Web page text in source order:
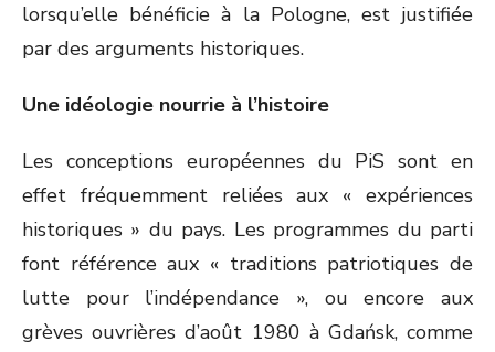
lorsqu’elle bénéficie à la Pologne, est justifiée
par des arguments historiques.
Une idéologie nourrie à l’histoire
Les conceptions européennes du PiS sont en
effet fréquemment reliées aux « expériences
historiques » du pays. Les programmes du parti
font référence aux « traditions patriotiques de
lutte pour l’indépendance », ou encore aux
grèves ouvrières d’août 1980 à Gdańsk, comme